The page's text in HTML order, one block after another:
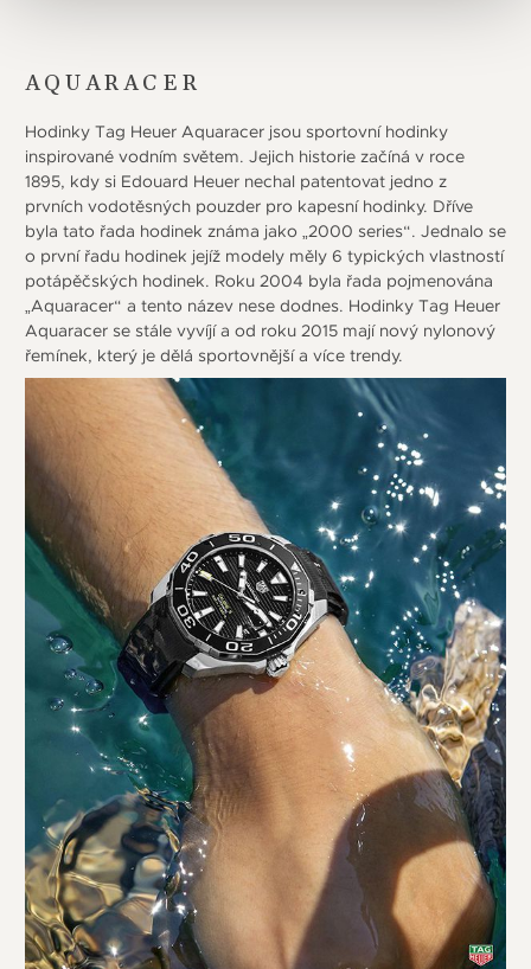
AQUARACER
Hodinky Tag Heuer Aquaracer jsou sportovní hodinky
inspirované vodním světem. Jejich historie začíná v roce
1895, kdy si Edouard Heuer nechal patentovat jedno z
prvních vodotěsných pouzder pro kapesní hodinky. Dříve
byla tato řada hodinek známa jako „2000 series“. Jednalo se
o první řadu hodinek jejíž modely měly 6 typických vlastností
potápěčských hodinek. Roku 2004 byla řada pojmenována
„Aquaracer“ a tento název nese dodnes. Hodinky Tag Heuer
Aquaracer se stále vyvíjí a od roku 2015 mají nový nylonový
řemínek, který je dělá sportovnější a více trendy.